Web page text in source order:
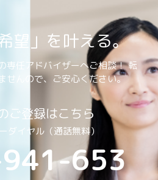
望」を叶える。
専任アドバイザーへご相談！転
せんので、ご安⼼ください。
ご登録はこちら
ダイヤル（通話無料）
653